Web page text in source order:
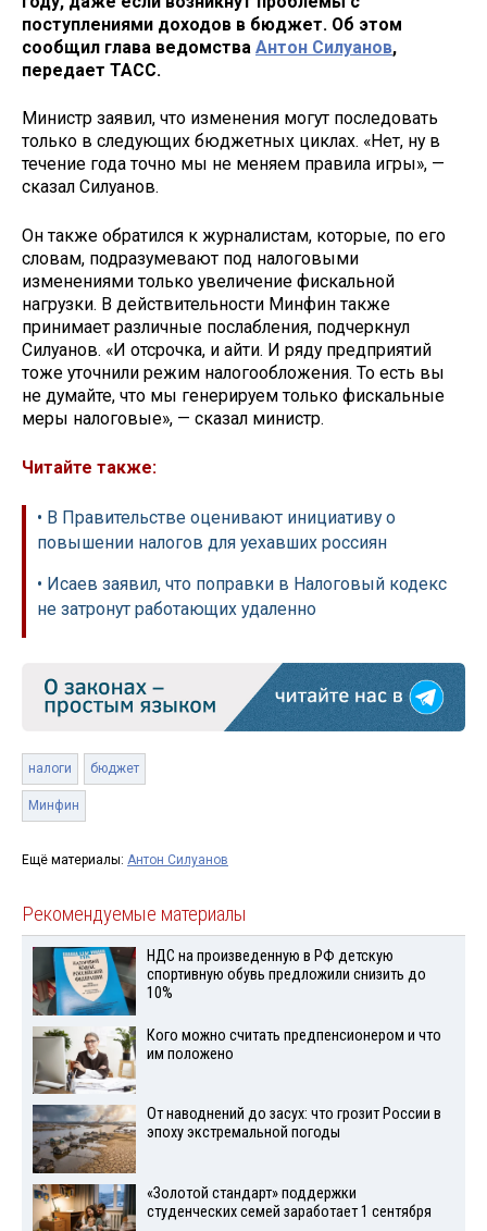
поступлениями доходов в бюджет. Об этом
сообщил глава ведомства Антон Силуанов,
передает ТАСС.
Министр заявил, что изменения могут последовать
только в следующих бюджетных циклах. «Нет, ну в
течение года точно мы не меняем правила игры», —
сказал Силуанов.
Он также обратился к журналистам, которые, по его
словам, подразумевают под налоговыми
изменениями только увеличение фискальной
нагрузки. В действительности Минфин также
принимает различные послабления, подчеркнул
Силуанов. «И отсрочка, и айти. И ряду предприятий
тоже уточнили режим налогообложения. То есть вы
не думайте, что мы генерируем только фискальные
меры налоговые», — сказал министр.
Читайте также:
• В Правительстве оценивают инициативу о
повышении налогов для уехавших россиян
• Исаев заявил, что поправки в Налоговый кодекс
не затронут работающих удаленно
налоги бюджет
Минфин
Ещё материалы: Антон Силуанов
Рекомендуемые материалы
НДС на произведенную в РФ детскую
спортивную обувь предложили снизить до
10%
Кого можно считать предпенсионером и что
им положено
От наводнений до засух: что грозит России в
эпоху экстремальной погоды
«Золотой стандарт» поддержки
студенческих семей заработает 1 сентября